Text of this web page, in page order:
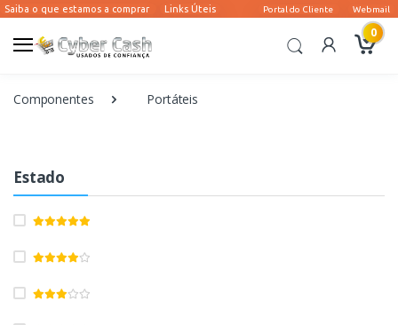
0
Componentes Portáteis
Estado